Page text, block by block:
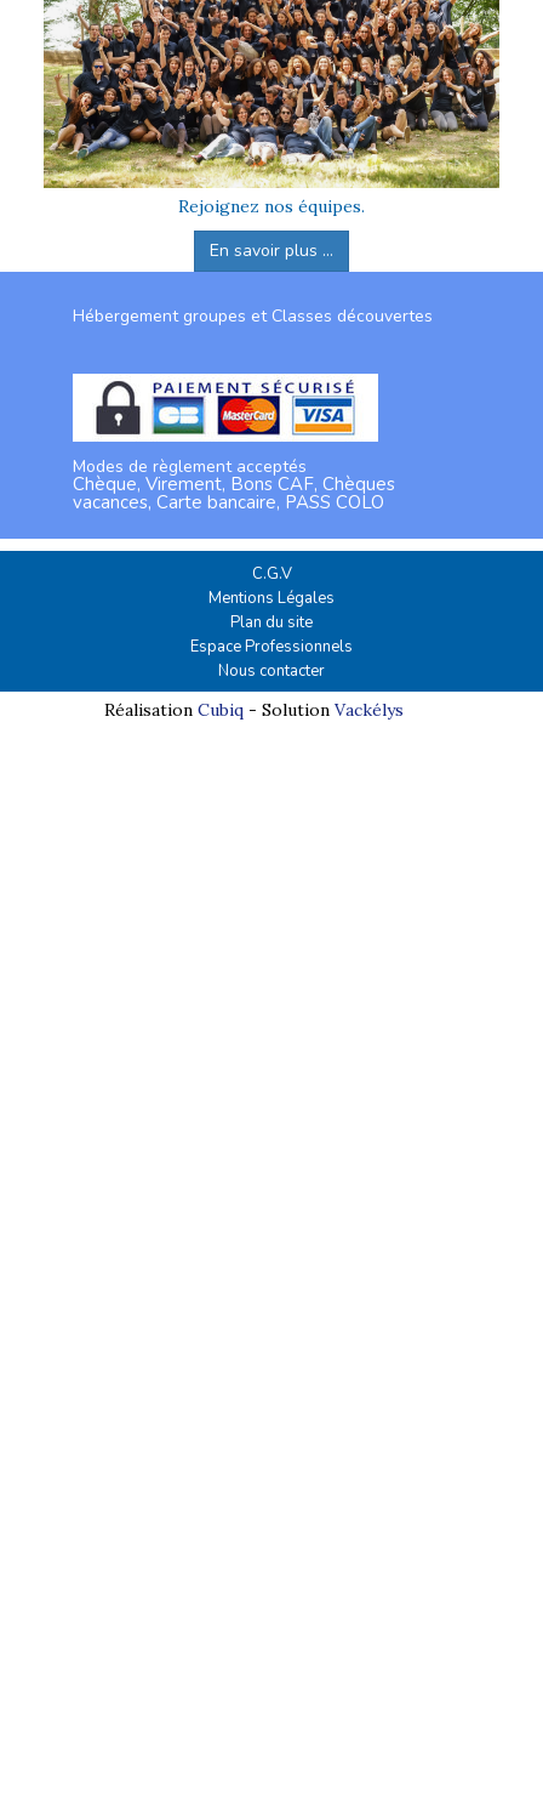
Rejoignez nos équipes.
En savoir plus ...
Hébergement groupes et Classes découvertes
Modes de règlement acceptés
Chèque, Virement, Bons CAF, Chèques
vacances, Carte bancaire, PASS COLO
C.G.V
Mentions Légales
Plan du site
Espace Professionnels
Nous contacter
Réalisation Cubiq- Solution Vackélys